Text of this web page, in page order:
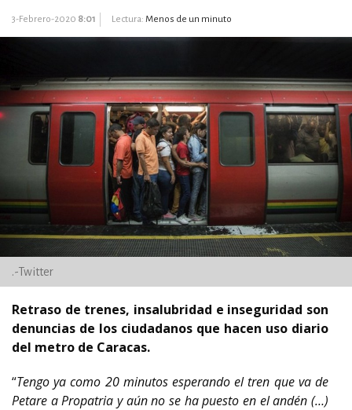
3-Febrero-2020 8:01 Lectura: Menos de un minuto
.-Twitter
Retraso de trenes, insalubridad e inseguridad son
denuncias de los ciudadanos que hacen uso diario
del metro de Caracas.
“Tengo ya como 20 minutos esperando el tren que va de
Petare a Propatria y aún no se ha puesto en el andén (…)